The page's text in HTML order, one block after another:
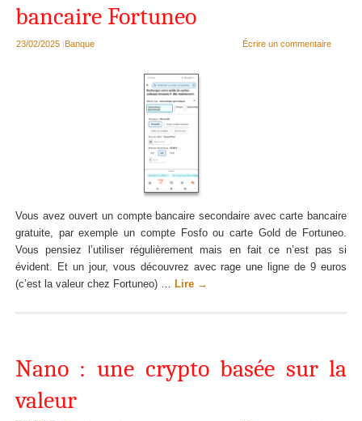
bancaire Fortuneo
23/02/2025 |Banque Écrire un commentaire
Vous avez ouvert un compte bancaire secondaire avec carte bancaire
gratuite, par exemple un compte Fosfo ou carte Gold de Fortuneo.
Vous pensiez l’utiliser régulièrement mais en fait ce n’est pas si
évident. Et un jour, vous découvrez avec rage une ligne de 9 euros
(c’est la valeur chez Fortuneo) … Lire →
Nano : une crypto basée sur la
valeur